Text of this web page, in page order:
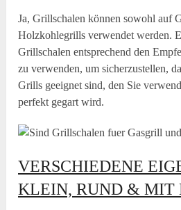
Ja, Grillschalen können sowohl auf
Holzkohlegrills verwendet werden.
Grillschalen entsprechend den
zu verwenden, um sicherzustellen,
Grills geeignet sind, den Sie
perfekt gegart wird.
VERSCHIEDENE
KLEIN, RUND & MIT